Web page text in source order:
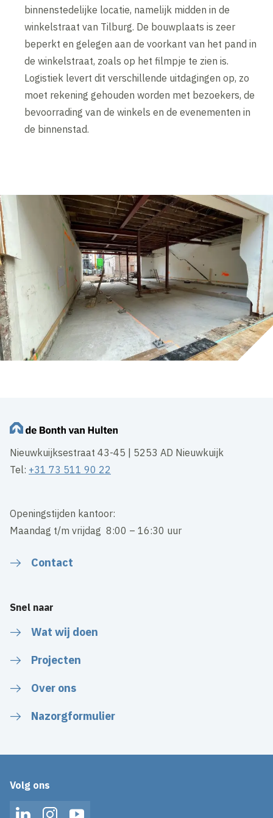
binnenstedelijke locatie, namelijk midden in de
winkelstraat van Tilburg. De bouwplaats is zeer
beperkt en gelegen aan de voorkant van het pand in
de winkelstraat, zoals op het filmpje te zien is.
Logistiek levert dit verschillende uitdagingen op, zo
moet rekening gehouden worden met bezoekers, de
bevoorrading van de winkels en de evenementen in
de binnenstad.
Nieuwkuijksestraat 43-45 | 5253 AD Nieuwkuijk
Tel: +31 73 511 90 22
Openingstijden kantoor:
Maandag t/m vrijdag 8:00 – 16:30 uur
Contact
Snel naar
Wat wij doen
Projecten
Over ons
Nazorgformulier
Volg ons